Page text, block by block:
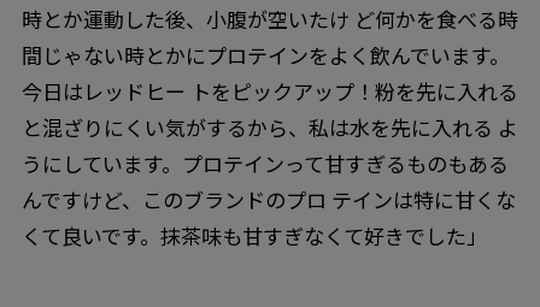
時とか運動した後、小腹が空いたけ ど何かを食べる時
間じゃない時とかにプロテインをよく飲んでいます。
今日はレッドヒー トをピックアップ！粉を先に入れる
と混ざりにくい気がするから、私は水を先に入れる よ
うにしています。プロテインって甘すぎるものもある
んですけど、このブランドのプロ テインは特に甘くな
くて良いです。抹茶味も甘すぎなくて好きでした」